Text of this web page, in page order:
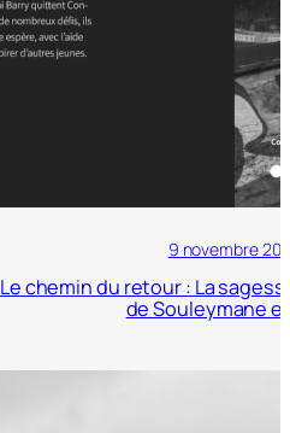
9 novembre
Le chemin du retour : La
de Souleymane